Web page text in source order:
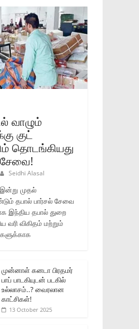
வாழும்
குட்
தொடங்கியது
சேவை!
Seidhi Alasal
இன்று முதல்
தபால் பார்சல் சேவை
இந்திய தபால் துறை
வரி விகிதம் மற்றும்
முன்னாள் கனடா பிரதமர்
பாப் பாடகியுடன் படகில்
உல்லாசம்..? வைரலான
காட்சிகள்!
13 October 2025